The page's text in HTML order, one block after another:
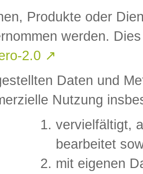
Produkte oder
werden.
2.0 ↗
Daten und
Nutzung
vervielfältigt,
bearbeitet
mit eigenen